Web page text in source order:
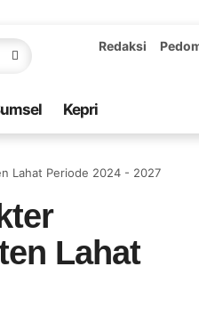
Redaksi
Kepri
Lahat Periode 2024 - 2027
Lahat